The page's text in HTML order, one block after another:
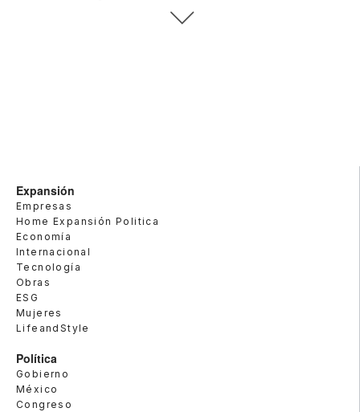
Expansión
Empresas
Home Expansión Politica
Economía
Internacional
Tecnología
Obras
ESG
Mujeres
LifeandStyle
Política
Gobierno
México
Congreso